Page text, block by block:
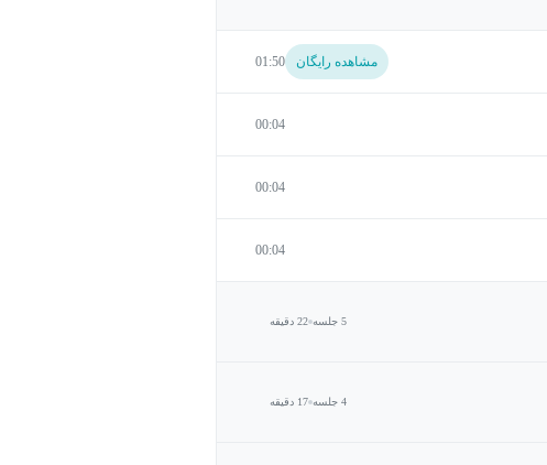
مشاهده رایگان 01:50
00:04
00:04
00:04
5 جلسه 22 دقیقه
4 جلسه 17 دقیقه